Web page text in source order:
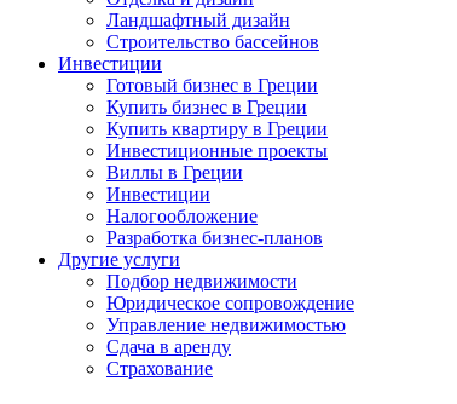
Ландшафтный дизайн
Строительство бассейнов
Инвестиции
Готовый бизнес в Греции
Купить бизнес в Греции
Купить квартиру в Греции
Инвестиционные проекты
Виллы в Греции
Инвестиции
Налогообложение
Разработка бизнес-планов
Другие услуги
Подбор недвижимости
Юридическое сопровождение
Управление недвижимостью
Сдача в аренду
Страхование